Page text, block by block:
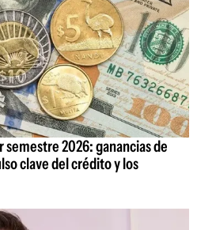
2026: ganancias de
clave del crédito y los